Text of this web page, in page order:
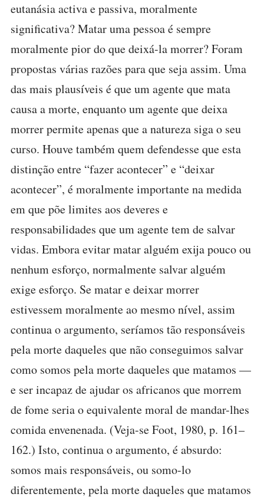
eutanásia activa e passiva, moralmente
significativa? Matar uma pessoa é sempre
moralmente pior do que deixá-la morrer? Foram
propostas várias razões para que seja assim. Uma
das mais plausíveis é que um agente que mata
causa a morte, enquanto um agente que deixa
morrer permite apenas que a natureza siga o seu
curso. Houve também quem defendesse que esta
distinção entre “fazer acontecer” e “deixar
acontecer”, é moralmente importante na medida
em que põe limites aos deveres e
responsabilidades que um agente tem de salvar
vidas. Embora evitar matar alguém exija pouco ou
nenhum esforço, normalmente salvar alguém
exige esforço. Se matar e deixar morrer
estivessem moralmente ao mesmo nível, assim
continua o argumento, seríamos tão responsáveis
pela morte daqueles que não conseguimos salvar
como somos pela morte daqueles que matamos —
e ser incapaz de ajudar os africanos que morrem
de fome seria o equivalente moral de mandar-lhes
comida envenenada. (Veja-se Foot, 1980, p. 161–
162.) Isto, continua o argumento, é absurdo:
somos mais responsáveis, ou somo-lo
diferentemente, pela morte daqueles que matamos